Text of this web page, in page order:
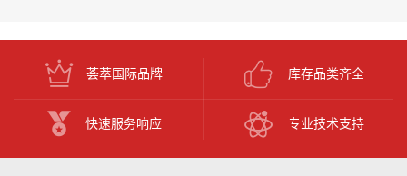
荟萃国际品牌 库存品类齐全
快速服务响应 专业技术支持